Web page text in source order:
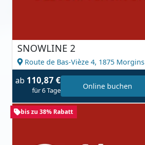
SNOWLINE 2
Route de Bas-Vièze 4, 1875 Morgins
ab 110,87 €
für 6 Tage Online buchen
bis zu 38% Rabatt